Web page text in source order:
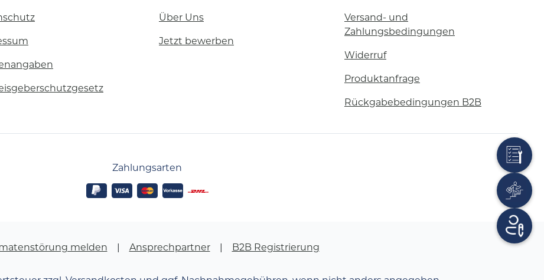
Über Uns
Jetzt bewerben
Versand- und
Zahlungsbedingungen
Widerruf
Produktanfrage
Rückgabebedingungen B2B
Zahlungsarten
melden Ansprechpartner B2B Registrierung